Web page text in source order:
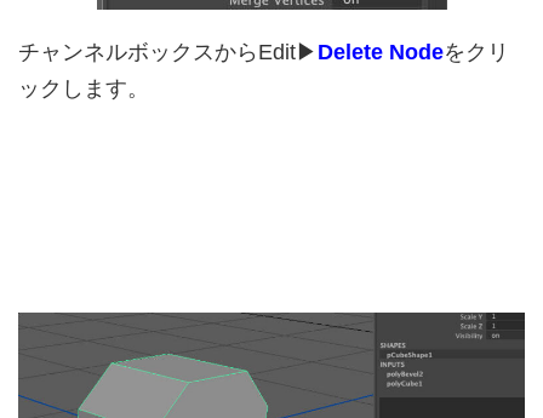
チャンネルボックスからEdit▶︎ Delete Nodeをクリ
ックします。